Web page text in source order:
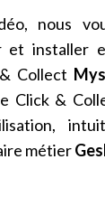
nous
et installer
Collect
Click &
métier